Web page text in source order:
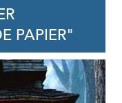
PAPIER"